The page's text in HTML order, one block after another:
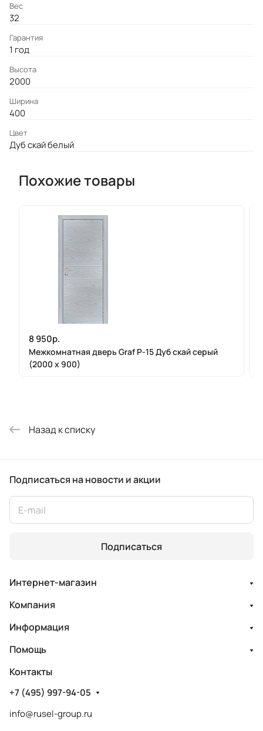
Вес
32
Гарантия
1 год
Высота
2000
Ширина
400
Цвет
Дуб скай белый
Похожие товары
8 950р.
Межкомнатная дверь Graf P-15 Дуб скай серый
(2000 х 900)
Назад к списку
Подписаться на новости и акции
Подписаться
Интернет-магазин
Компания
Информация
Помощь
Контакты
+7 (495) 997-94-05
info@rusel-group.ru